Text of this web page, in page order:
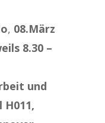
, 08.März
8.30 –
und
H011,